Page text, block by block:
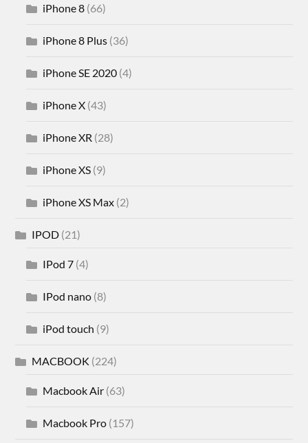
iPhone 8 (66)
iPhone 8 Plus (36)
iPhone SE 2020 (4)
iPhone X (43)
iPhone XR (28)
iPhone XS (9)
iPhone XS Max (2)
IPOD (21)
IPod 7 (4)
IPod nano (8)
iPod touch (9)
MACBOOK (224)
Macbook Air (63)
Macbook Pro (157)